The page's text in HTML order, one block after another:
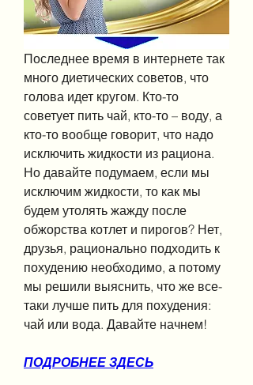
Последнее время в интернете так
много диетических советов, что
голова идет кругом. Кто-то
советует пить чай, кто-то – воду, а
кто-то вообще говорит, что надо
исключить жидкости из рациона.
Но давайте подумаем, если мы
исключим жидкости, то как мы
будем утолять жажду после
обжорства котлет и пирогов? Нет,
друзья, рационально подходить к
похудению необходимо, а потому
мы решили выяснить, что же все-
таки лучше пить для похудения:
чай или вода. Давайте начнем!
ПОДРОБНЕЕ ЗДЕСЬ